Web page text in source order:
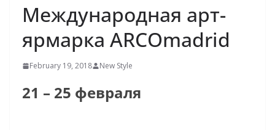
Международная арт-
ярмарка ARCOmadrid
February 19, 2018 New Style
21 – 25 февраля